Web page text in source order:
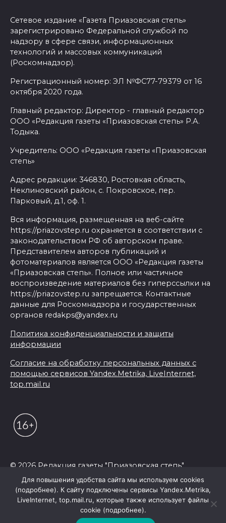
Сетевое издание «Газета Приазовская степь»
зарегистрировано Федеральной службой по
надзору в сфере связи, информационных
технологий и массовых коммуникаций
(Роскомнадзор).
Регистрационный номер: ЭЛ №ФС77-79379 от 16
октября 2020 года.
Главный редактор: Директор - главный редактор
ООО «Редакция газеты «Приазовская степь» Р.А.
Тодыка.
Учредитель: ООО «Редакция газеты «Приазовская
степь»
Адрес редакции: 346830, Ростовкая область,
Неклиновский район, с. Покровское, пер.
Парковый, д.1, оф. 1.
Вся информация, размещенная на веб-сайте
https://priazovstep.ru охраняется в соответствии с
законодательством РФ об авторском праве.
Представителем авторов публикаций и
фотоматериалов является ООО «Редакция газеты
«Приазовская степь». Полное или частичное
воспроизведение материалов без гиперссылки на
https://priazovstep.ru запрещается. Контактные
данные для Роскомнадзора и государственных
органов redakps@yandex.ru
Политика конфиденциальности и защиты
информации
Согласие на обработку персональных данных с
помощью сервисов Yandex.Metrika, LiveInternet,
top.mail.ru
© 2026 Редакция газеты "Приазовская степь"
Для повышения удобства сайта мы используем cookies
(подробнее). К сайту подключены сервисы Yandex.Metrika,
LiveInternet, top.mail.ru, которые также использует файлы
cookie (подробнее).